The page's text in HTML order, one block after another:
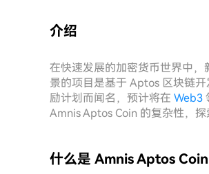
介绍
在快速发展的加密货币世界中
景的项目是基于 Aptos 区块链
励计划而闻名，预计将在 Web3
Amnis Aptos Coin 的复杂性，
什么是 Amnis Aptos